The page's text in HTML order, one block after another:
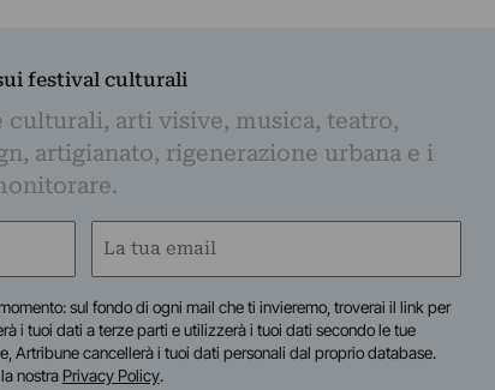
festival culturali
arti visive, musica, teatro,
artigianato, rigenerazione urbana e i
Email
sul fondo di ogni mail che ti invieremo, troverai il link per
i tuoi dati a terze parti e utilizzerà i tuoi dati secondo le tue
Artribune cancellerà i tuoi dati personali dal proprio database.
nostra Privacy Policy.